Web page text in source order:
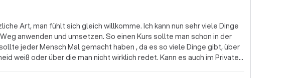
Art, man fühlt sich gleich willkomme. Ich kann nun sehr viele Dinge
anwenden und umsetzen. So einen Kurs sollte man schon in der
jeder Mensch Mal gemacht haben , da es so viele Dinge gibt, über
weiß oder über die man nicht wirklich redet. Kann es auch im Privaten